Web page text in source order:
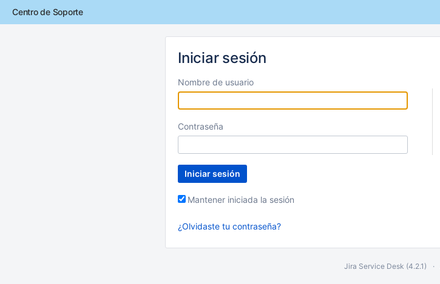
Centro de Soporte
Iniciar sesión
Nombre de usuario
Contraseña
Iniciar sesión
Mantener iniciada la sesión
¿Olvidaste tu contraseña?
Jira Service Desk (4.2.1)